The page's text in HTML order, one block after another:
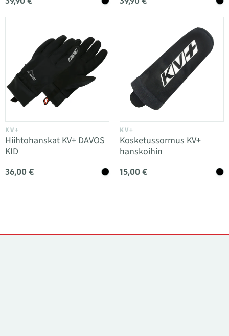
KV+
Hiihtohanskat KV+ DAVOS
KID
36,00 €
KV+
Kosketussormus KV+
hanskoihin
15,00 €